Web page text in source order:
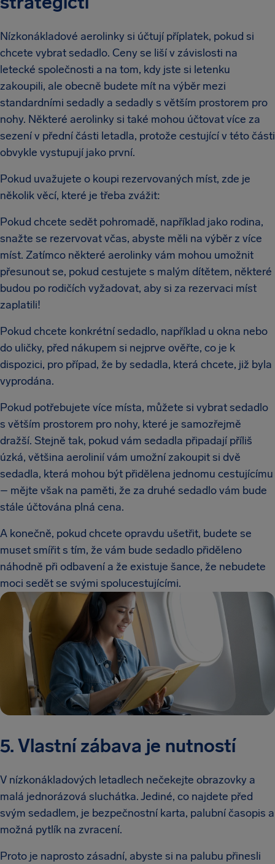
Nízkonákladové aerolinky si účtují příplatek, pokud si
chcete vybrat sedadlo. Ceny se liší v závislosti na
letecké společnosti a na tom, kdy jste si letenku
zakoupili, ale obecně budete mít na výběr mezi
standardními sedadly a sedadly s větším prostorem pro
nohy. Některé aerolinky si také mohou účtovat více za
sezení v přední části letadla, protože cestující v této části
obvykle vystupují jako první.
Pokud uvažujete o koupi rezervovaných míst, zde je
několik věcí, které je třeba zvážit:
Pokud chcete sedět pohromadě, například jako rodina,
snažte se rezervovat včas, abyste měli na výběr z více
míst. Zatímco některé aerolinky vám mohou umožnit
přesunout se, pokud cestujete s malým dítětem, některé
budou po rodičích vyžadovat, aby si za rezervaci míst
zaplatili!
Pokud chcete konkrétní sedadlo, například u okna nebo
do uličky, před nákupem si nejprve ověřte, co je k
dispozici, pro případ, že by sedadla, která chcete, již byla
vyprodána.
Pokud potřebujete více místa, můžete si vybrat sedadlo
s větším prostorem pro nohy, které je samozřejmě
dražší. Stejně tak, pokud vám sedadla připadají příliš
úzká, většina aerolinií vám umožní zakoupit si dvě
sedadla, která mohou být přidělena jednomu cestujícímu
– mějte však na paměti, že za druhé sedadlo vám bude
stále účtována plná cena.
A konečně, pokud chcete opravdu ušetřit, budete se
muset smířit s tím, že vám bude sedadlo přiděleno
náhodně při odbavení a že existuje šance, že nebudete
moci sedět se svými spolucestujícími.
5. Vlastní zábava je nutností
V nízkonákladových letadlech nečekejte obrazovky a
malá jednorázová sluchátka. Jediné, co najdete před
svým sedadlem, je bezpečnostní karta, palubní časopis a
možná pytlík na zvracení.
Proto je naprosto zásadní, abyste si na palubu přinesli